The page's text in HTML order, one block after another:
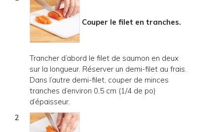
Couper le filet en tranches.
Trancher d’abord le filet de saumon en deux
sur la longueur. Réserver un demi-filet au frais.
Dans l’autre demi-filet, couper de minces
tranches d’environ 0,5 cm (1/4 de po)
d’épaisseur.